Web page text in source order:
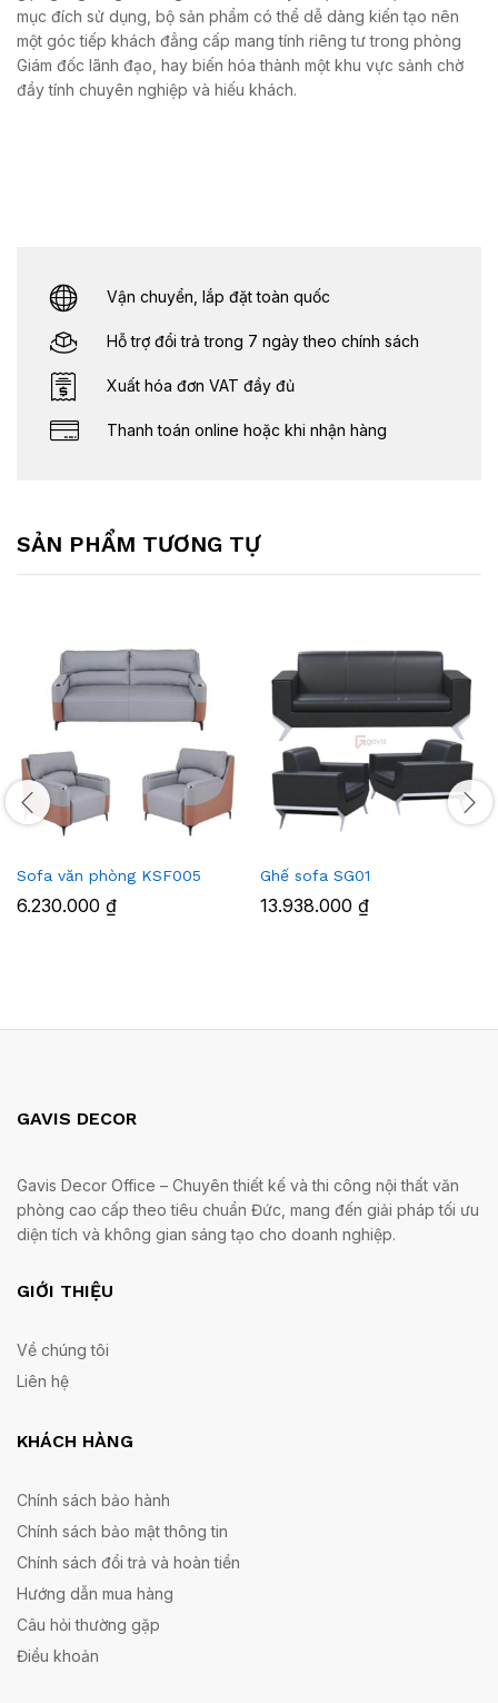
mục đích sử dụng, bộ sản phẩm có thể dễ dàng kiến tạo nên
một góc tiếp khách đẳng cấp mang tính riêng tư trong phòng
Giám đốc lãnh đạo, hay biến hóa thành một khu vực sảnh chờ
đầy tính chuyên nghiệp và hiếu khách.
Vận chuyển, lắp đặt toàn quốc
Hỗ trợ đổi trả trong 7 ngày theo chính sách
Xuất hóa đơn VAT đầy đủ
Thanh toán online hoặc khi nhận hàng
SẢN PHẨM TƯƠNG TỰ
Sofa văn phòng KSF005
6.230.000 ₫
Ghế sofa SG01
13.938.000 ₫
GAVIS DECOR
Gavis Decor Office – Chuyên thiết kế và thi công nội thất văn
phòng cao cấp theo tiêu chuẩn Đức, mang đến giải pháp tối ưu
diện tích và không gian sáng tạo cho doanh nghiệp.
GIỚI THIỆU
Về chúng tôi
Liên hệ
KHÁCH HÀNG
Chính sách bảo hành
Chính sách bảo mật thông tin
Chính sách đổi trả và hoàn tiền
Hướng dẫn mua hàng
Câu hỏi thường gặp
Điều khoản